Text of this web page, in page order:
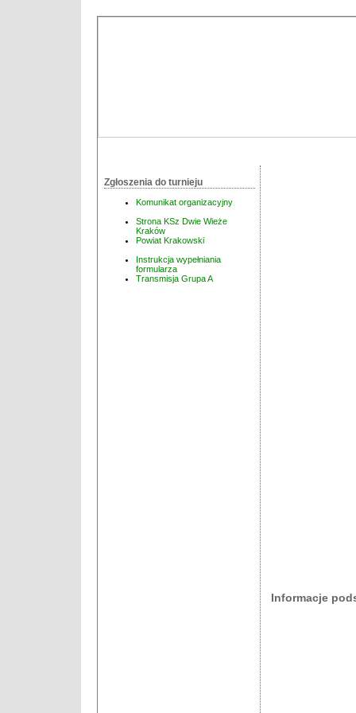
Zgłoszenia do turnieju
Komunikat organizacyjny
Strona KSz Dwie Wieże
Kraków
Powiat Krakowski
Instrukcja wypełniania
formularza
Transmisja Grupa A
Informacje